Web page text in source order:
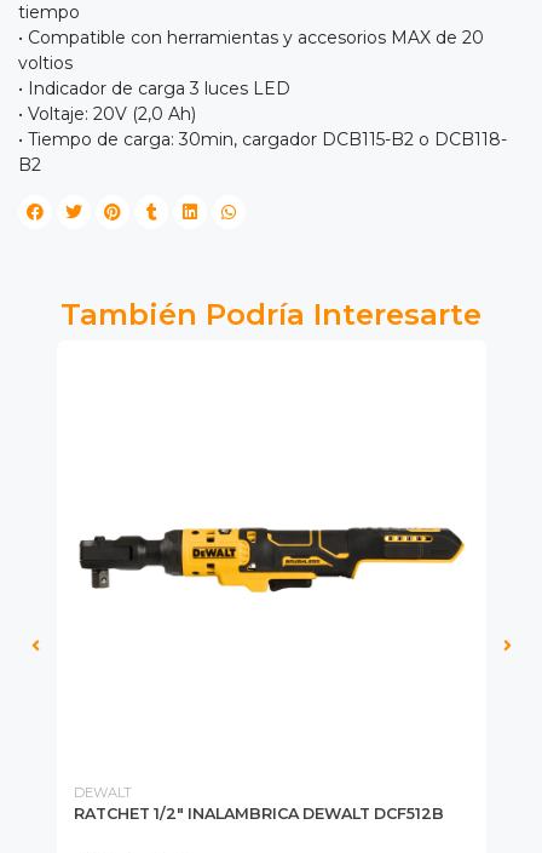
tiempo
• Compatible con herramientas y accesorios MAX de 20
voltios
• Indicador de carga 3 luces LED
• Voltaje: 20V (2,0 Ah)
• Tiempo de carga: 30min, cargador DCB115-B2 o DCB118-
B2
También Podría Interesarte
DEWALT
RATCHET 1/2" INALAMBRICA DEWALT DCF512B